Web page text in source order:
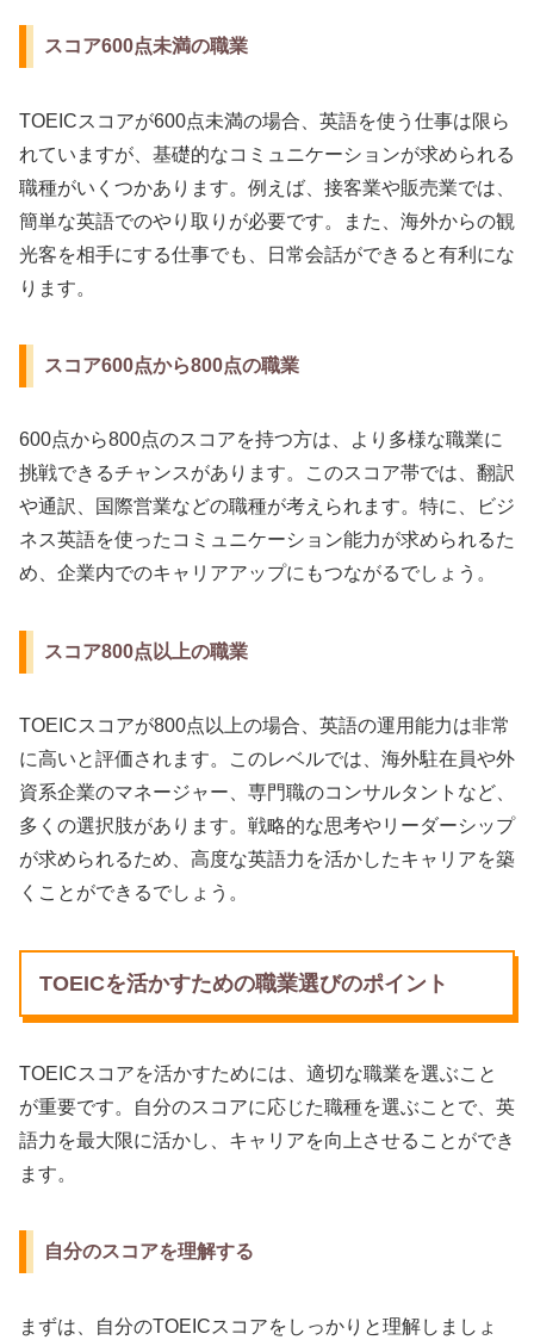
スコア600点未満の職業
TOEICスコアが600点未満の場合、英語を使う仕事は限ら
れていますが、基礎的なコミュニケーションが求められる
職種がいくつかあります。例えば、接客業や販売業では、
簡単な英語でのやり取りが必要です。また、海外からの観
光客を相手にする仕事でも、日常会話ができると有利にな
ります。
スコア600点から800点の職業
600点から800点のスコアを持つ方は、より多様な職業に
挑戦できるチャンスがあります。このスコア帯では、翻訳
や通訳、国際営業などの職種が考えられます。特に、ビジ
ネス英語を使ったコミュニケーション能力が求められるた
め、企業内でのキャリアアップにもつながるでしょう。
スコア800点以上の職業
TOEICスコアが800点以上の場合、英語の運用能力は非常
に高いと評価されます。このレベルでは、海外駐在員や外
資系企業のマネージャー、専門職のコンサルタントなど、
多くの選択肢があります。戦略的な思考やリーダーシップ
が求められるため、高度な英語力を活かしたキャリアを築
くことができるでしょう。
TOEICを活かすための職業選びのポイント
TOEICスコアを活かすためには、適切な職業を選ぶこと
が重要です。自分のスコアに応じた職種を選ぶことで、英
語力を最大限に活かし、キャリアを向上させることができ
ます。
自分のスコアを理解する
まずは、自分のTOEICスコアをしっかりと理解しましょ